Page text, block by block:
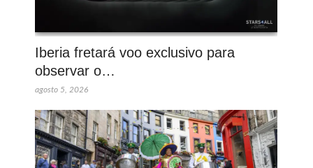
Iberia fretará voo exclusivo para
observar o…
agosto 5, 2026